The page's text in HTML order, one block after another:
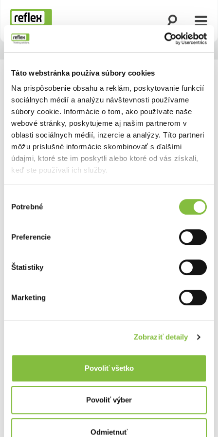
Táto webstránka používa súbory cookies
Na prispôsobenie obsahu a reklám, poskytovanie funkcií
sociálnych médií a analýzu návštevnosti používame
súbory cookie. Informácie o tom, ako používate naše
webové stránky, poskytujeme aj našim partnerom v
oblasti sociálnych médií, inzercie a analýzy. Títo partneri
môžu príslušné informácie skombinovať s ďalšími
údajmi, ktoré ste im poskytli alebo ktoré od vás získali,
keď ste používali ich služby.
súhlasu
Potrebné
Preferencie
Štatistiky
Marketing
Zobraziť detaily
Povoliť všetko
Povoliť výber
Odmietnuť
Domovská stránka
Otvoriť
Ďalej